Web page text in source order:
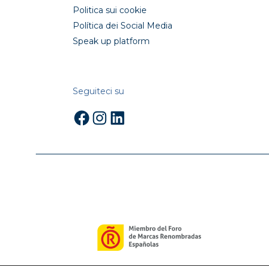
Politica sui cookie
Política dei Social Media
Speak up platform
Seguiteci su
Facebook
Instagram
LinkedIn